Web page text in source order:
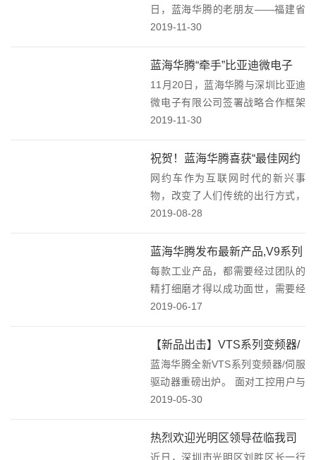
200辆氢燃料...
日，蓝海华腾的老朋友——福建省
汽车工业行业协会秘书长汪海军等
蓝海华腾董事长邱文渊热情接待并
向来访领导交流汇报公司发展、产
品创新和技术所在...
2019-11-30
蓝海华腾“牵手”比亚迪微电子
完善产业布局增强市场竞争力
11月20日，蓝海华腾与深圳比亚迪
微电子有限公司签署战略合作框架
协议，就电机控制器单元、集成式
及晶圆、电流传感器等产品的应用
与推广达成合作共识。公司与比亚
迪微电子开...
2019-11-30
祝贺！蓝海华腾喜获“最佳网约
出行配套企业奖”殊荣！
网约车作为互联网时代的新兴事
物，改变了人们传统的出行方式，
也为电动汽车的发展带来新的机
全国网约出行大会（简称网约出行
大会）正式落下帷幕。本届网约出
行大会由广东省...
2019-08-28
蓝海华腾发布最新产品,V9系列
变频器来了！
每款工业产品，都需要经过团队的
精打细磨才得以成功面世，需要经
过市场的千锤百炼才得以生存。一
仅要有可靠的品质和优异的性能，
而且贴合用户的使用习惯和提升用
户体验也是极其重要的...
2019-06-17
【新品出击】VTS系列变频器/
伺服驱动器全新上市
蓝海华腾全新VTS系列变频器/伺服
驱动器重磅出炉。 面对工控用户与
日俱增的轻量化体积和简单易用的
累，精工匠造，为用户带来全新一
代高性能VTS系列变频器/伺服驱动
2019-05-30
热烈欢迎光明区领导莅临我司
近日，深圳市光明区刘胜区长一行